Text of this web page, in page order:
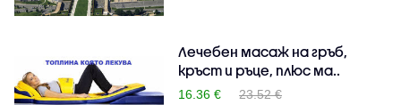
Лечебен масаж на гръб,
кръст и ръце, плюс ма..
16.36 €
23.52 €